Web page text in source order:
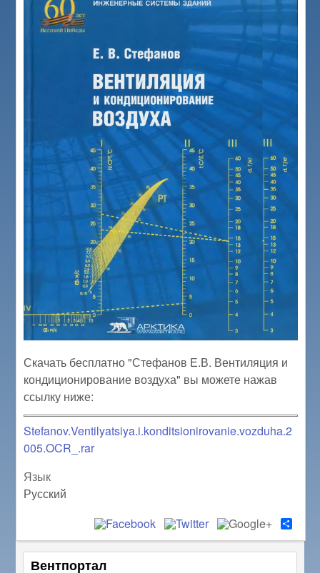
Скачать бесплатно "Стефанов Е.В. Вентиляция и
кондиционирование воздуха" вы можете нажав
ссылку ниже:
Stefanov.Ventilyatsiya.i.konditsionirovanie.vozduha.2
005.OCR_.rar
Язык
Русский
S
h
a
r
Вентпортал